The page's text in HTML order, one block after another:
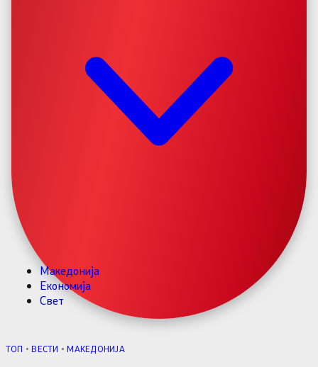
Македонија
Економија
Свет
TОП •ВЕСТИ •МАКЕДОНИЈА